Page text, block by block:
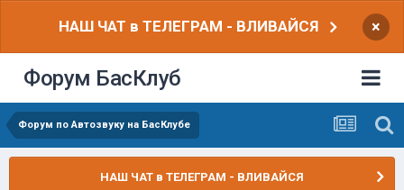
НАШ ЧАТ в ТЕЛЕГРАМ - ВЛИВАЙСЯ ×
Форум БасКлуб
Форум по Автозвуку на БасКлубе
НАШ ЧАТ в ТЕЛЕГРАМ - ВЛИВАЙСЯ